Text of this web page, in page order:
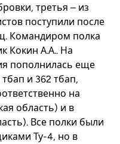
третья – из
поступили после
Командиром полка
Кокин А.А.. На
пополнилась еще
и 362 тбап,
на
область) и в
Все полки были
Ту-4, но в